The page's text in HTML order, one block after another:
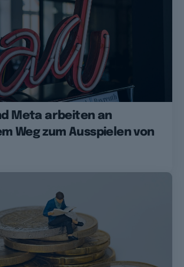
Meta arbeiten an
Weg zum Ausspielen von